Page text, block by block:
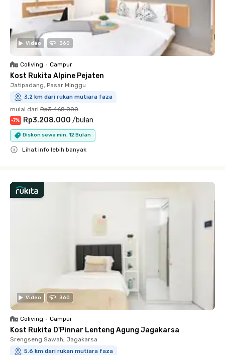
Video 360
Coliving • Campur
Kost Rukita Alpine Pejaten
Jatipadang, Pasar Minggu
3.2 km dari rukan mutiara faza
mulai dari Rp3.468.000
-7% Rp3.208.000 /bulan
Diskon sewa min. 12 Bulan
Lihat info lebih banyak
Video 360
Coliving • Campur
Kost Rukita D'Pinnar Lenteng Agung Jagakarsa
Srengseng Sawah, Jagakarsa
5.6 km dari rukan mutiara faza